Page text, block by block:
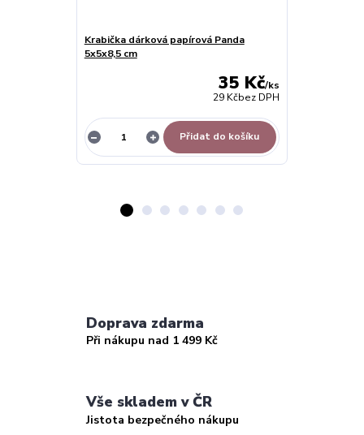
Krabička dárková papírová Panda
5x5x8,5 cm
35 Kč/ks
29 Kčbez DPH
Přidat do košíku
Doprava zdarma
Při nákupu nad 1 499 Kč
Vše skladem v ČR
Jistota bezpečného nákupu